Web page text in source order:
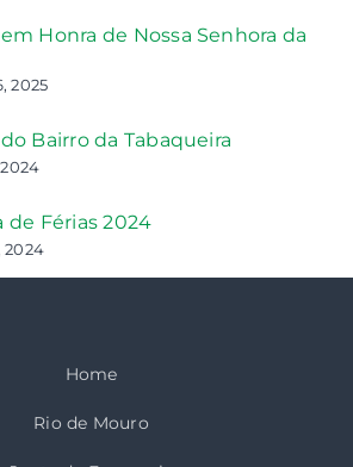
Honra de Nossa Senhora da
2025
Bairro da Tabaqueira
de Férias 2024
2024
Home
Rio de Mouro